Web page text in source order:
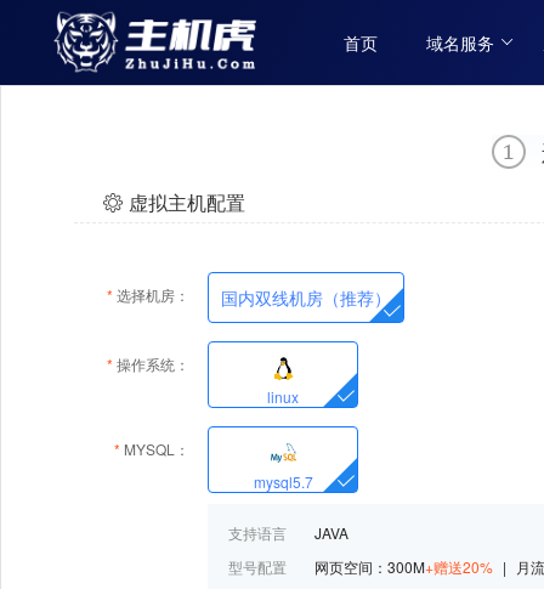
首页 域名服务
虚拟主机配置
* 选择机房： 国内双线机房（推荐）
* 操作系统：
linux
* MYSQL：
mysql5.7
支持语言
JAVA
型号配置
网页空间：300M+赠送20% |
月